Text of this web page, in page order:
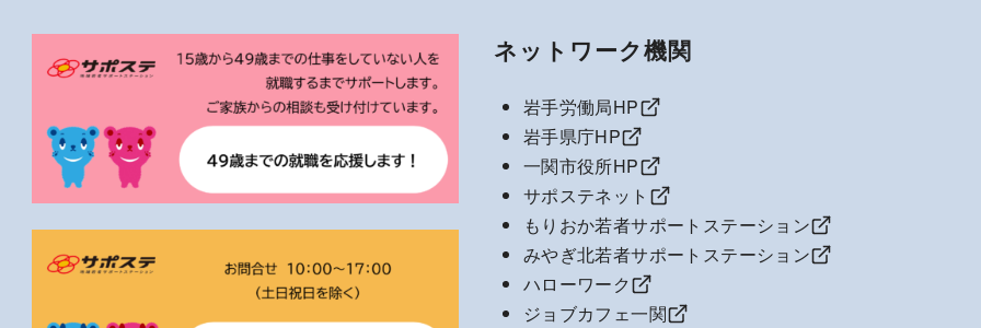
ネットワーク機関
岩手労働局HP
岩手県庁HP
一関市役所HP
サポステネット
もりおか若者サポートステーション
みやぎ北若者サポートステーション
ハローワーク
ジョブカフェ一関